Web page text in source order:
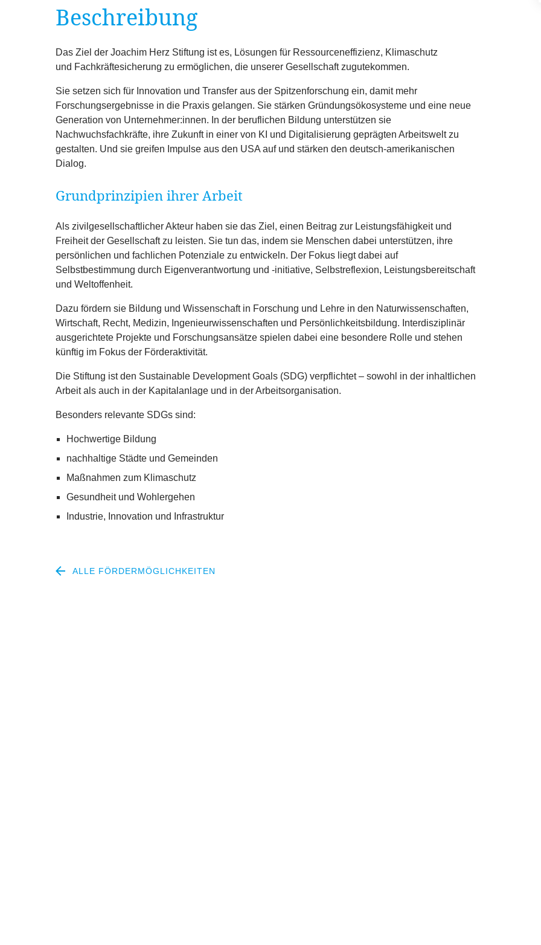
Beschreibung
Das Ziel der Joachim Herz Stiftung ist es, Lösungen für Ressourceneffizienz, Klimaschutz
und Fachkräftesicherung zu ermöglichen, die unserer Gesellschaft zugutekommen.
Sie setzen sich für Innovation und Transfer aus der Spitzenforschung ein, damit mehr
Forschungsergebnisse in die Praxis gelangen. Sie stärken Gründungsökosysteme und eine neue
Generation von Unternehmer:innen. In der beruflichen Bildung unterstützen sie
Nachwuchsfachkräfte, ihre Zukunft in einer von KI und Digitalisierung geprägten Arbeitswelt zu
gestalten. Und sie greifen Impulse aus den USA auf und stärken den deutsch-amerikanischen
Dialog.
Grundprinzipien ihrer Arbeit
Als zivilgesellschaftlicher Akteur haben sie das Ziel, einen Beitrag zur Leistungsfähigkeit und
Freiheit der Gesellschaft zu leisten. Sie tun das, indem sie Menschen dabei unterstützen, ihre
persönlichen und fachlichen Potenziale zu entwickeln. Der Fokus liegt dabei auf
Selbstbestimmung durch Eigenverantwortung und ‑initiative, Selbstreflexion, Leistungsbereitschaft
und Weltoffenheit.
Dazu fördern sie Bildung und Wissenschaft in Forschung und Lehre in den Naturwissenschaften,
Wirtschaft, Recht, Medizin, Ingenieurwissenschaften und Persönlichkeitsbildung. Interdisziplinär
ausgerichtete Projekte und Forschungsansätze spielen dabei eine besondere Rolle und stehen
künftig im Fokus der Förderaktivität.
Die Stiftung ist den Sustainable Development Goals (SDG) verpflichtet – sowohl in der inhaltlichen
Arbeit als auch in der Kapitalanlage und in der Arbeitsorganisation.
Besonders relevante SDGs sind:
Hochwertige Bildung
nachhaltige Städte und Gemeinden
Maßnahmen zum Klimaschutz
Gesundheit und Wohlergehen
Industrie, Innovation und Infrastruktur
ALLE FÖRDERMÖGLICHKEITEN